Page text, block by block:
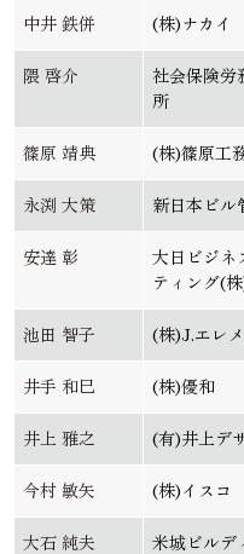
中井 鉄併 (株)ナカイ
隈 啓介
社会保険労
所
篠原 靖典 (株)篠原工
永渕 大策 新日本ビル
安達 彰
大日ビジネ
ティング(
池田 智子 (株)J.エレ
井手 和巳 (株)優和
井上 雅之 (有)井上デ
今村 敏矢 (株)イスコ
大石 純夫 米城ビルデ